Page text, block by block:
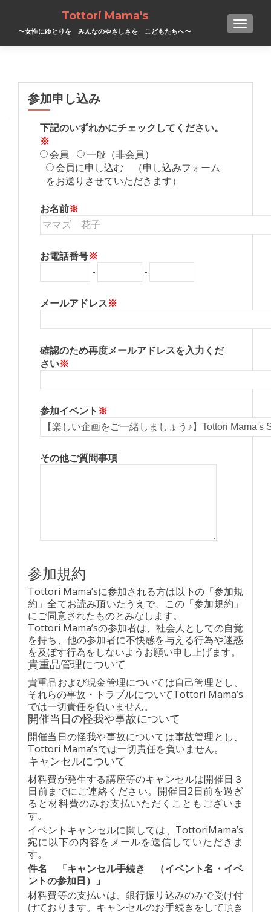
Tottori Mama's
〜女性にゆとりを みんなのやさしさを こどもたちへ〜
参加申し込み
下記のいずれかにチェックしてください。
※
会員
一般（非会員）
会員に申し込む （申し込みフォーム
をお送りさせていただきます）
お名前※
お電話番号※
-
-
メールアドレス※
確認のため再度メールアドレスを入力くだ
さい※
参加イベント ※
その他ご質問事項
参加規約
Tottori Mama’sに参加される方は以下の「参加規
約」全てお読み頂いたうえで、この「参加規約」
にご同意されたものとみなします。
Tottori Mama’sの参加者は、社会人としての自覚
を持ち、他の参加者に不快感を与える行為や迷惑
を及ぼす行為をしないようお願い申し上げます。
貴重品管理について
貴重品および現金管理については自己管理とし、
それらの事故・トラブルについてTottori Mama’s
では一切責任を負いません。
開催当日の怪我や事故について
開催当日の怪我や事故については事故管理とし、
Tottori Mama’sでは一切責任を負いません。
キャンセルについて
材料費が発生する講座等のキャンセルは開催日３
日前までにご連絡ください。開催日2日前を過ぎ
ると材料費のみお支払いただくこともございま
す。
イベントキャンセルに関しては、TottoriMama’s
宛に以下の内容をメールを送信していただきま
す。
件名 「キャンセル手続き （イベント名・イベ
ントの参加日）」
材料費等の支払いは、銀行振り込みのみで受け付
けております。キャンセルのお手続きをして頂き